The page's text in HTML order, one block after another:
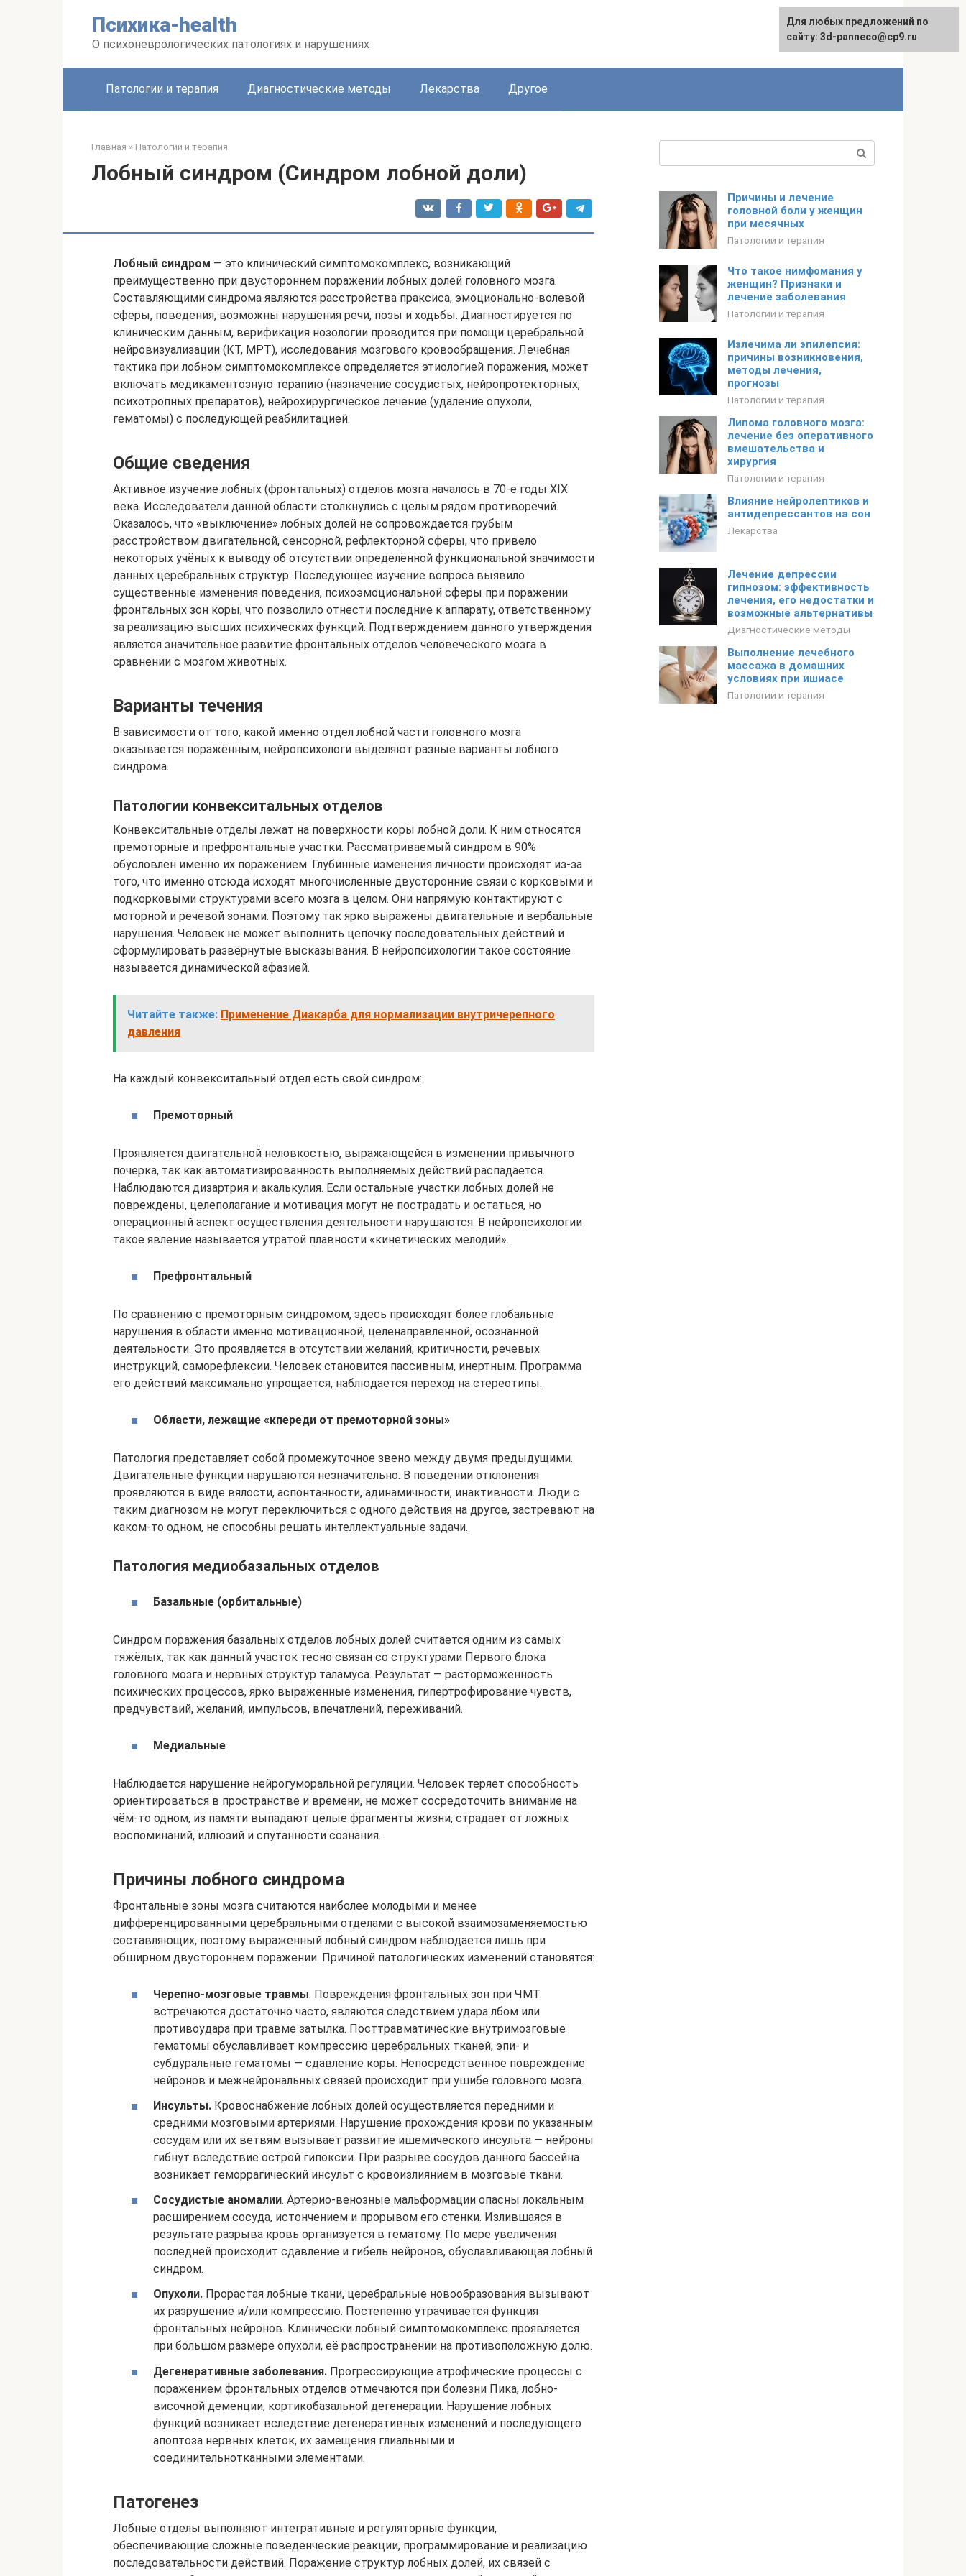
Психика-health
О психоневрологических патологиях и нарушениях
Патологии и терапия Диагностические методы Лекарства Другое
Главная » Патологии и терапия
Лобный синдром (Синдром лобной доли)
Лобный синдром — это клинический симптомокомплекс, возникающий
преимущественно при двустороннем поражении лобных долей головного мозга.
Составляющими синдрома являются расстройства праксиса, эмоционально-волевой
сферы, поведения, возможны нарушения речи, позы и ходьбы. Диагностируется по
клиническим данным, верификация нозологии проводится при помощи церебральной
нейровизуализации (КТ, МРТ), исследования мозгового кровообращения. Лечебная
тактика при лобном симптомокомплексе определяется этиологией поражения, может
включать медикаментозную терапию (назначение сосудистых, нейропротекторных,
психотропных препаратов), нейрохирургическое лечение (удаление опухоли,
гематомы) с последующей реабилитацией.
Общие сведения
Активное изучение лобных (фронтальных) отделов мозга началось в 70-е годы XIX
века. Исследователи данной области столкнулись с целым рядом противоречий.
Оказалось, что «выключение» лобных долей не сопровождается грубым
расстройством двигательной, сенсорной, рефлекторной сферы, что привело
некоторых учёных к выводу об отсутствии определённой функциональной значимости
данных церебральных структур. Последующее изучение вопроса выявило
существенные изменения поведения, психоэмоциональной сферы при поражении
фронтальных зон коры, что позволило отнести последние к аппарату, ответственному
за реализацию высших психических функций. Подтверждением данного утверждения
является значительное развитие фронтальных отделов человеческого мозга в
сравнении с мозгом животных.
Варианты течения
В зависимости от того, какой именно отдел лобной части головного мозга
оказывается поражённым, нейропсихологи выделяют разные варианты лобного
синдрома.
Патологии конвекситальных отделов
Конвекситальные отделы лежат на поверхности коры лобной доли. К ним относятся
премоторные и префронтальные участки. Рассматриваемый синдром в 90%
обусловлен именно их поражением. Глубинные изменения личности происходят из-за
того, что именно отсюда исходят многочисленные двусторонние связи с корковыми и
подкорковыми структурами всего мозга в целом. Они напрямую контактируют с
моторной и речевой зонами. Поэтому так ярко выражены двигательные и вербальные
нарушения. Человек не может выполнить цепочку последовательных действий и
сформулировать развёрнутые высказывания. В нейропсихологии такое состояние
называется динамической афазией.
Читайте также: Применение Диакарба для нормализации внутричерепного
давления
На каждый конвекситальный отдел есть свой синдром:
Премоторный
Проявляется двигательной неловкостью, выражающейся в изменении привычного
почерка, так как автоматизированность выполняемых действий распадается.
Наблюдаются дизартрия и акалькулия. Если остальные участки лобных долей не
повреждены, целеполагание и мотивация могут не пострадать и остаться, но
операционный аспект осуществления деятельности нарушаются. В нейропсихологии
такое явление называется утратой плавности «кинетических мелодий».
Префронтальный
По сравнению с премоторным синдромом, здесь происходят более глобальные
нарушения в области именно мотивационной, целенаправленной, осознанной
деятельности. Это проявляется в отсутствии желаний, критичности, речевых
инструкций, саморефлексии. Человек становится пассивным, инертным. Программа
его действий максимально упрощается, наблюдается переход на стереотипы.
Области, лежащие «кпереди от премоторной зоны»
Патология представляет собой промежуточное звено между двумя предыдущими.
Двигательные функции нарушаются незначительно. В поведении отклонения
проявляются в виде вялости, аспонтанности, адинамичности, инактивности. Люди с
таким диагнозом не могут переключиться с одного действия на другое, застревают на
каком-то одном, не способны решать интеллектуальные задачи.
Патология медиобазальных отделов
Базальные (орбитальные)
Синдром поражения базальных отделов лобных долей считается одним из самых
тяжёлых, так как данный участок тесно связан со структурами Первого блока
головного мозга и нервных структур таламуса. Результат — расторможенность
психических процессов, ярко выраженные изменения, гипертрофирование чувств,
предчувствий, желаний, импульсов, впечатлений, переживаний.
Медиальные
Наблюдается нарушение нейрогуморальной регуляции. Человек теряет способность
ориентироваться в пространстве и времени, не может сосредоточить внимание на
чём-то одном, из памяти выпадают целые фрагменты жизни, страдает от ложных
воспоминаний, иллюзий и спутанности сознания.
Причины лобного синдрома
Фронтальные зоны мозга считаются наиболее молодыми и менее
дифференцированными церебральными отделами с высокой взаимозаменяемостью
составляющих, поэтому выраженный лобный синдром наблюдается лишь при
обширном двустороннем поражении. Причиной патологических изменений становятся:
Черепно-мозговые травмы. Повреждения фронтальных зон при ЧМТ
встречаются достаточно часто, являются следствием удара лбом или
противоудара при травме затылка. Посттравматические внутримозговые
гематомы обуславливает компрессию церебральных тканей, эпи- и
субдуральные гематомы — сдавление коры. Непосредственное повреждение
нейронов и межнейрональных связей происходит при ушибе головного мозга.
Инсульты. Кровоснабжение лобных долей осуществляется передними и
средними мозговыми артериями. Нарушение прохождения крови по указанным
сосудам или их ветвям вызывает развитие ишемического инсульта — нейроны
гибнут вследствие острой гипоксии. При разрыве сосудов данного бассейна
возникает геморрагический инсульт с кровоизлиянием в мозговые ткани.
Сосудистые аномалии. Артерио-венозные мальформации опасны локальным
расширением сосуда, истончением и прорывом его стенки. Излившаяся в
результате разрыва кровь организуется в гематому. По мере увеличения
последней происходит сдавление и гибель нейронов, обуславливающая лобный
синдром.
Опухоли. Прорастая лобные ткани, церебральные новообразования вызывают
их разрушение и/или компрессию. Постепенно утрачивается функция
фронтальных нейронов. Клинически лобный симптомокомплекс проявляется
при большом размере опухоли, её распространении на противоположную долю.
Дегенеративные заболевания. Прогрессирующие атрофические процессы с
поражением фронтальных отделов отмечаются при болезни Пика, лобно-
височной деменции, кортикобазальной дегенерации. Нарушение лобных
функций возникает вследствие дегенеративных изменений и последующего
апоптоза нервных клеток, их замещения глиальными и
соединительнотканными элементами.
Патогенез
Лобные отделы выполняют интегративные и регуляторные функции,
обеспечивающие сложные поведенческие реакции, программирование и реализацию
последовательности действий. Поражение структур лобных долей, их связей с
Причины и лечение
головной боли у женщин
при месячных
Патологии и терапия
Что такое нимфомания у
женщин? Признаки и
лечение заболевания
Патологии и терапия
Излечима ли эпилепсия:
причины возникновения,
методы лечения,
прогнозы
Патологии и терапия
Липома головного мозга:
лечение без оперативного
вмешательства и
хирургия
Патологии и терапия
Влияние нейролептиков и
антидепрессантов на сон
Лекарства
Лечение депрессии
гипнозом: эффективность
лечения, его недостатки и
возможные альтернативы
Диагностические методы
Выполнение лечебного
массажа в домашних
условиях при ишиасе
Патологии и терапия
Для любых предложений по
сайту: 3d-panneco@cp9.ru